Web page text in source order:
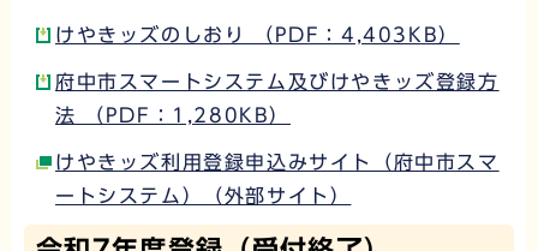
けやきッズのしおり （PDF：4,403KB）
府中市スマートシステム及びけやきッズ登録方
法 （PDF：1,280KB）
けやきッズ利用登録申込みサイト（府中市スマ
ートシステム）（外部サイト）